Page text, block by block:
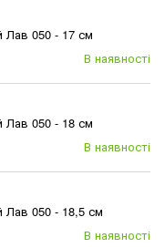
Лав 050 - 17 см
В наявності
Лав 050 - 18 см
В наявності
Лав 050 - 18,5 см
В наявності